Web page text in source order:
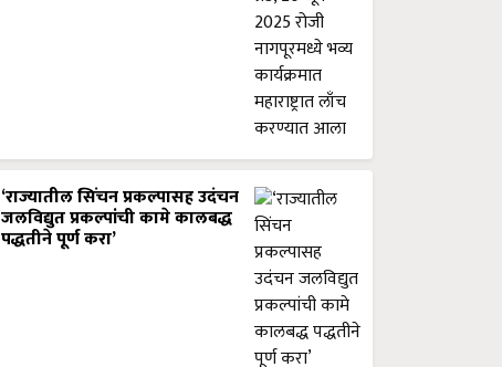
‘राज्यातील सिंचन प्रकल्पासह उदंचन
जलविद्युत प्रकल्पांची कामे कालबद्ध
पद्धतीने पूर्ण करा’